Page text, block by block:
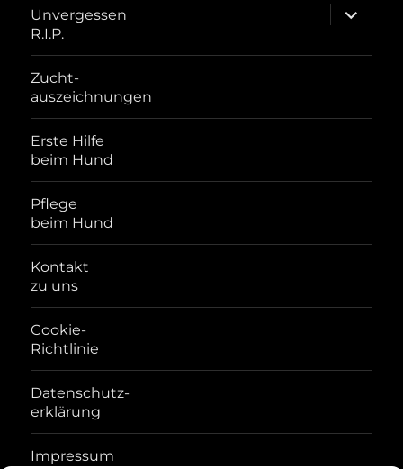
Unvergessen
R.I.P.
öffnen
Zucht-
auszeichnungen
Erste Hilfe
beim Hund
Pflege
beim Hund
Kontakt
zu uns
Cookie-
Richtlinie
Datenschutz-
erklärung
Impressum